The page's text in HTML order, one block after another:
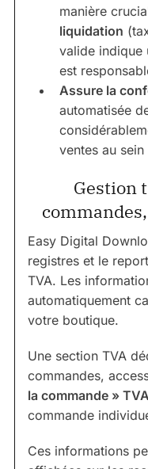
manière
liquidation
valide indique
est
Assure la
automatisée
ventes au
Gestion
Easy Digital
registres et le
TVA. Les
automatiquement
votre boutique.
Une section TVA
commandes,
la commande » TVA
commande
Ces informations